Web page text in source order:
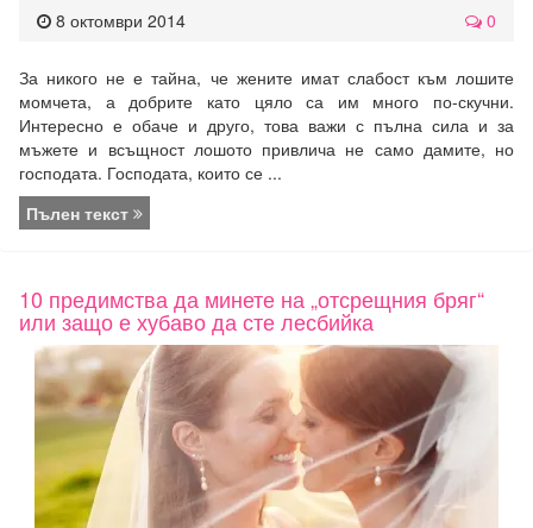
8 октомври 2014 0
За никого не е тайна, че жените имат слабост към лошите
момчета, а добрите като цяло са им много по-скучни.
Интересно е обаче и друго, това важи с пълна сила и за
мъжете и всъщност лошото привлича не само дамите, но
господата. Господата, които се ...
Пълен текст
10 предимства да минете на „отсрещния бряг“
или защо е хубаво да сте лесбийка